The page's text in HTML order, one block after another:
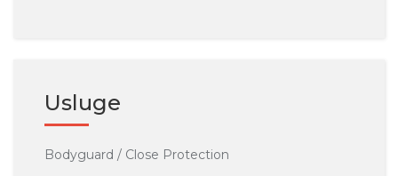
Usluge
Bodyguard / Close Protection